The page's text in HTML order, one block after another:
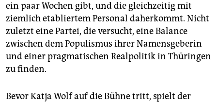
ein paar Wochen gibt, und die gleichzeitig mit
ziemlich etabliertem Personal daherkommt. Nicht
zuletzt eine Partei, die versucht, eine Balance
zwischen dem Populismus ihrer Namensgeberin
und einer pragmatischen Realpolitik in Thüringen
zu finden.
Bevor Katja Wolf auf die Bühne tritt, spielt der